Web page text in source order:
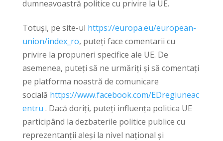
dumneavoastră politice cu privire la UE.
Totuși, pe site-ul https://europa.eu/european-
union/index_ro, puteți face comentarii cu
privire la propuneri specifice ale UE. De
asemenea, puteți să ne urmăriți și să comentați
pe platforma noastră de comunicare
socială https://www.facebook.com/EDregiuneac
entru . Dacă doriți, puteți influența politica UE
participând la dezbaterile politice publice cu
reprezentanții aleși la nivel național și